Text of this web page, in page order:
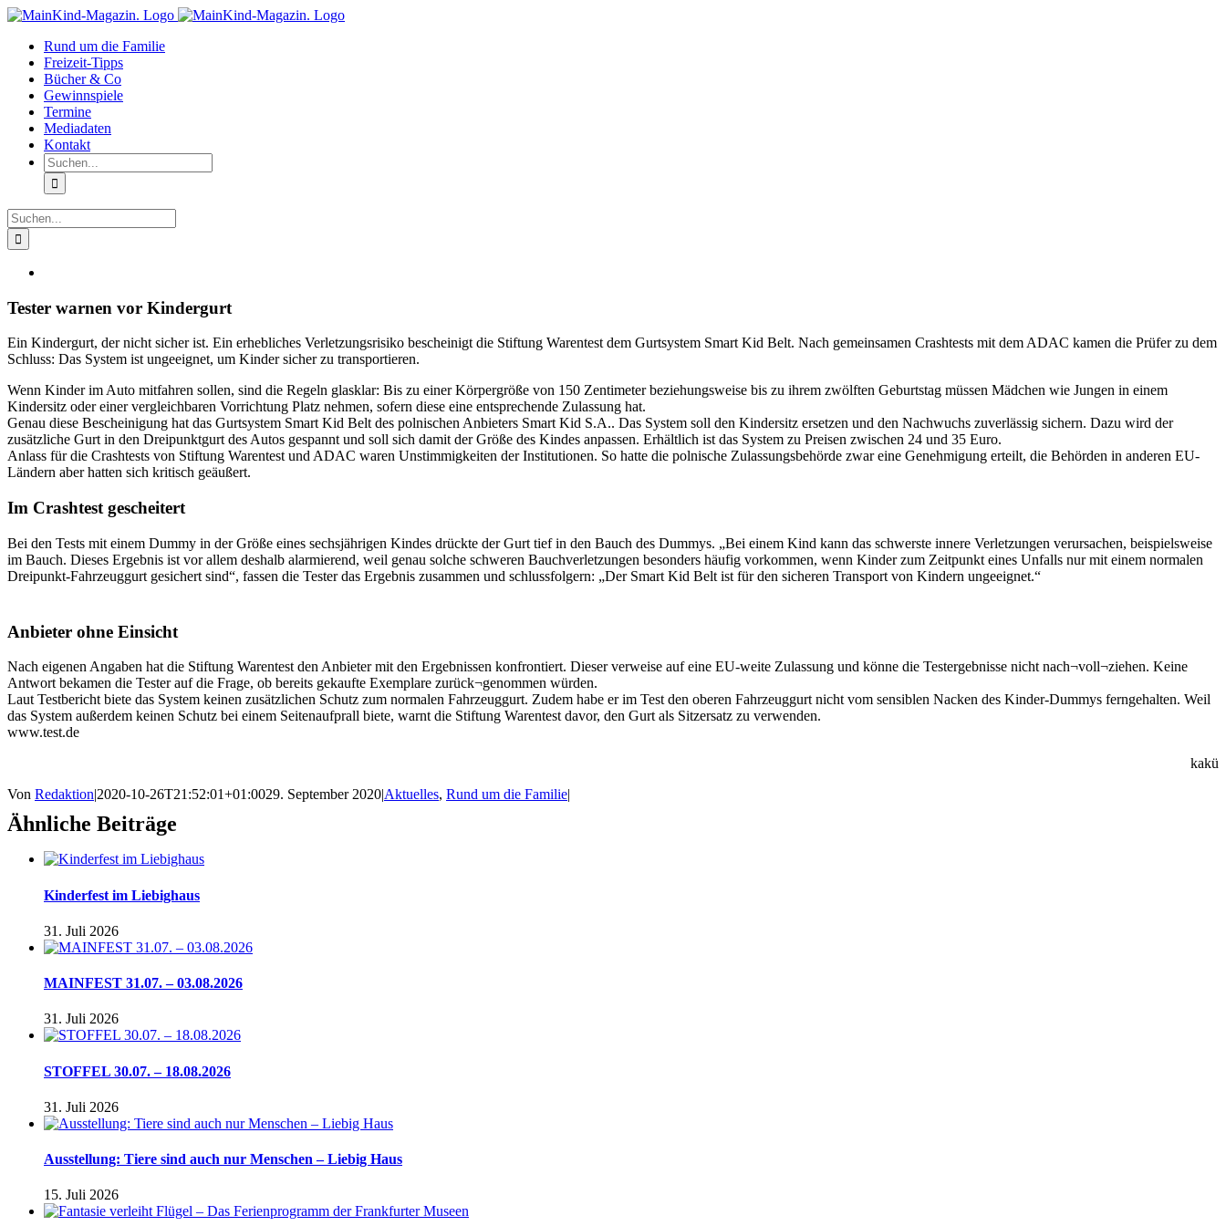
Zum
springen
Facebook
Instagram
Rund um die Familie
Freizeit-Tipps
Bücher & Co
Gewinnspiele
Termine
Mediadaten
Kontakt
Suche
nach:
Suche
nach:
Tester warnen vor Kindergurt
Ein Kindergurt, der nicht sicher ist. Ein erhebliches Verletzungsrisiko bescheinigt die Stiftung Warentest dem Gurtsystem Smart Kid Belt. Nach gemeinsamen Crashtests mit dem ADAC kamen die Prüfer zu dem
Schluss: Das System ist ungeeignet, um Kinder sicher zu transportieren.
Wenn Kinder im Auto mitfahren sollen, sind die Regeln glasklar: Bis zu einer Körpergröße von 150 Zentimeter beziehungsweise bis zu ihrem zwölften Geburtstag müssen Mädchen wie Jungen in einem
Kindersitz oder einer vergleichbaren Vorrichtung Platz nehmen, sofern diese eine entsprechende Zulassung hat.
Genau diese Bescheinigung hat das Gurtsystem Smart Kid Belt des polnischen Anbieters Smart Kid S.A.. Das System soll den Kindersitz ersetzen und den Nachwuchs zuverlässig sichern. Dazu wird der
zusätzliche Gurt in den Dreipunktgurt des Autos gespannt und soll sich damit der Größe des Kindes anpassen. Erhältlich ist das System zu Preisen zwischen 24 und 35 Euro.
Anlass für die Crashtests von Stiftung Warentest und ADAC waren Unstimmigkeiten der Institutionen. So hatte die polnische Zulassungsbehörde zwar eine Genehmigung erteilt, die Behörden in anderen EU-
Ländern aber hatten sich kritisch geäußert.
Im Crashtest gescheitert
Bei den Tests mit einem Dummy in der Größe eines sechsjährigen Kindes drückte der Gurt tief in den Bauch des Dummys. „Bei einem Kind kann das schwerste innere Verletzungen verursachen, beispielsweise
im Bauch. Dieses Ergebnis ist vor allem deshalb alarmierend, weil genau solche schweren Bauchverletzungen besonders häufig vorkommen, wenn Kinder zum Zeitpunkt eines Unfalls nur mit einem normalen
Dreipunkt-Fahrzeuggurt gesichert sind“, fassen die Tester das Ergebnis zusammen und schlussfolgern: „Der Smart Kid Belt ist für den sicheren Transport von Kindern ungeeignet.“
Anbieter ohne Einsicht
Nach eigenen Angaben hat die Stiftung Warentest den Anbieter mit den Ergebnissen konfrontiert. Dieser verweise auf eine EU-weite Zulassung und könne die Testergebnisse nicht nach¬voll¬ziehen. Keine
Antwort bekamen die Tester auf die Frage, ob bereits gekaufte Exemplare zurück¬genommen würden.
Laut Testbericht biete das System keinen zusätzlichen Schutz zum normalen Fahrzeuggurt. Zudem habe er im Test den oberen Fahrzeuggurt nicht vom sensiblen Nacken des Kinder-Dummys ferngehalten. Weil
das System außerdem keinen Schutz bei einem Seitenaufprall biete, warnt die Stiftung Warentest davor, den Gurt als Sitzersatz zu verwenden.
www.test.de
kakü
Von Redaktion|2020-10-26T21:52:01+01:0029. September 2020|Aktuelles, Rund um die Familie|
Ähnliche Beiträge
Kinderfest im Liebighaus
31. Juli 2026
MAINFEST 31.07. – 03.08.2026
31. Juli 2026
STOFFEL 30.07. – 18.08.2026
31. Juli 2026
Ausstellung: Tiere sind auch nur Menschen – Liebig Haus
15. Juli 2026